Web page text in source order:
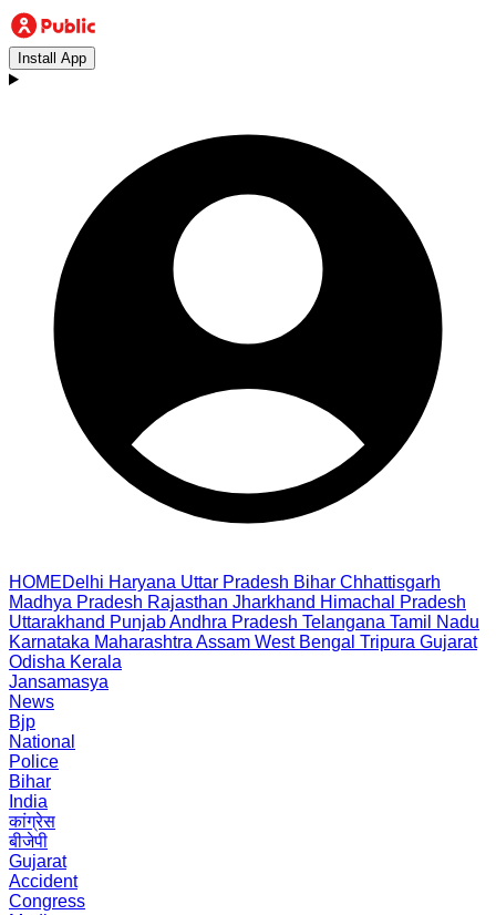
Install App
HOMEDelhi Haryana Uttar Pradesh Bihar Chhattisgarh
Madhya Pradesh Rajasthan Jharkhand Himachal Pradesh
Uttarakhand PunjabAndhra Pradesh Telangana Tamil Nadu
Karnataka Maharashtra Assam West Bengal Tripura Gujarat
Odisha Kerala
Jansamasya
News
Bjp
National
Police
Bihar
India
कांग्रेस
बीजेपी
Gujarat
Accident
Congress